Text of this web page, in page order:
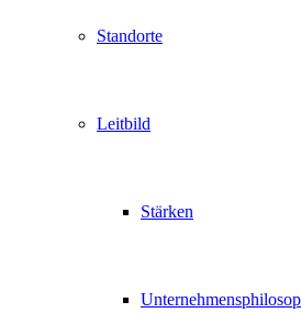
Standorte
Leitbild
Stärken